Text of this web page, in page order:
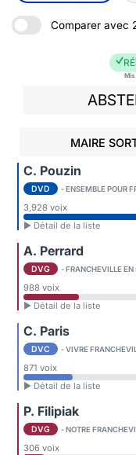
Comparer avec
Mis
MAIRE
C. Pouzin
DVD - ENSEMBLE POUR
3,928 voix
► Détail de la liste
A. Perrard
DVG - FRANCHEVILLE
988 voix
► Détail de la liste
C. Paris
DVC - VIVRE
871 voix
► Détail de la liste
P. Filipiak
DVG - NOTRE
306 voix